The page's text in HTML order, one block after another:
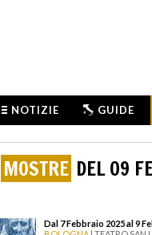
NOTIZIE GUIDE
MOSTRE DEL 09
Dal 7 Febbraio 2025 al 9